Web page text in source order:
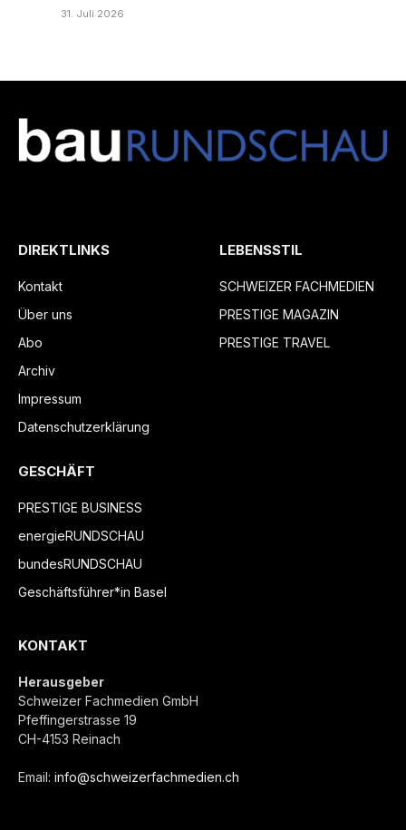
31. Juli 2026
DIREKTLINKS
Kontakt
Über uns
Abo
Archiv
Impressum
Datenschutzerklärung
LEBENSSTIL
SCHWEIZER FACHMEDIEN
PRESTIGE MAGAZIN
PRESTIGE TRAVEL
GESCHÄFT
PRESTIGE BUSINESS
energieRUNDSCHAU
bundesRUNDSCHAU
Geschäftsführer*in Basel
KONTAKT
Herausgeber
Schweizer Fachmedien GmbH
Pfeffingerstrasse 19
CH-4153 Reinach
Email: info@schweizerfachmedien.ch